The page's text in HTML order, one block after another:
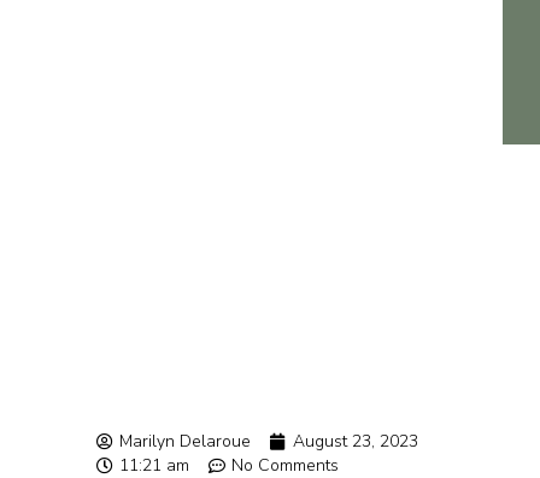
Marilyn Delaroue
August 23, 2023
11:21 am
No Comments